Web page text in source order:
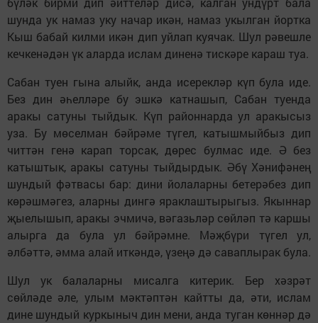
шунда ук намаз уку начар икән, намаз укылган йортка
Кыш бабай килми икән дип уйлап куячак. Шул рәвешле
кечкенәдән үк аларда ислам диненә тискәре караш туа.
Сабан туен гына алыйк, анда исерекләр күп була иде.
Без дин әһелләре бу эшкә катнашып, Сабан туенда
аракы сатуны тыйдык. Күп районнарда ул аракысыз
уза. Бу мөселман бәйрәме түгел, катышмыйбыз дип
читтән генә карап торсак, дөрес булмас иде. Ә без
катыштык, аракы сатуны тыйдырдык. Әбү Хәнифәнең
шундый фәтвасы бар: дини йолаларны бетерәбез дип
көрәшмәгез, аларны дингә яраклаштырыгыз. Якыннар
җыелышып, аракы эчмичә, вәгазьләр сөйләп тә каршы
алырга да була ул бәйрәмне. Мәҗбүри түгел ул,
әлбәттә, әмма алай иткәндә, үзеңә дә саваплырак була.
Шул ук балаларны мисалга китерик. Бер хәзрәт
сөйләде әле, улым мәктәптән кайтты да, әти, ислам
дине шундый куркыныч дин мени, анда туган көннәр дә